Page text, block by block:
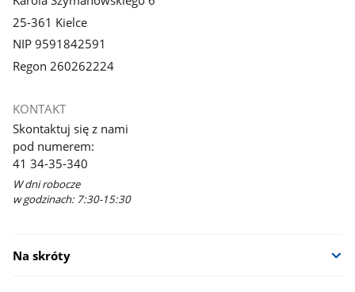
25-361 Kielce
NIP 9591842591
Regon 260262224
KONTAKT
Skontaktuj się z nami
pod numerem:
41 34-35-340
W dni robocze
w godzinach: 7:30-15:30
Na skróty